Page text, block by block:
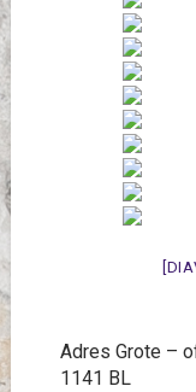
Adres Grote –
1141 BL